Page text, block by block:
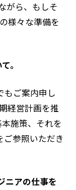
がら、もしそ
様々な準備を
。
もご案内申し
経営計画を推
施策、それを
参照いただき
ニアの仕事を